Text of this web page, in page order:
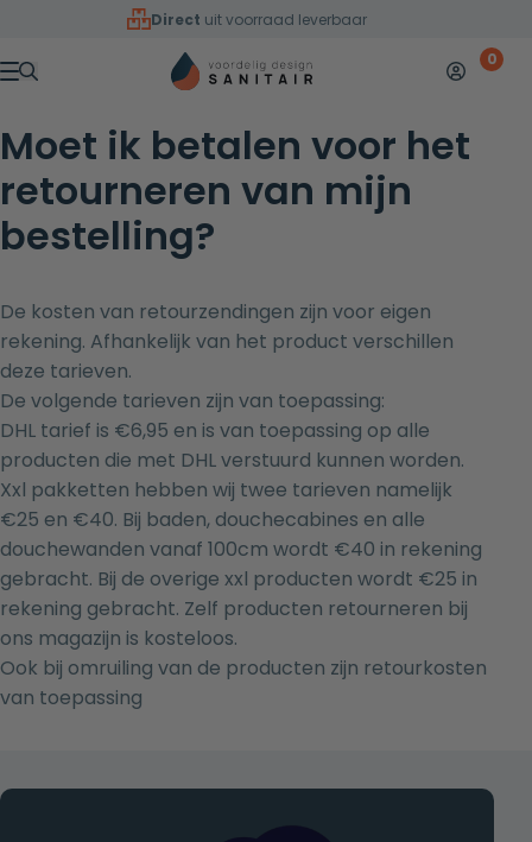
Overslaan naar inhoud
Direct uit voorraad leverbaar
Menu
Mijn 0
Moet ik betalen voor het
retourneren van mijn
bestelling?
De kosten van retourzendingen zijn voor eigen
rekening. Afhankelijk van het product verschillen
deze tarieven.
De volgende tarieven zijn van toepassing:
DHL tarief is €6,95 en is van toepassing op alle
producten die met DHL verstuurd kunnen worden.
Xxl pakketten hebben wij twee tarieven namelijk
€25 en €40. Bij baden, douchecabines en alle
douchewanden vanaf 100cm wordt €40 in rekening
gebracht. Bij de overige xxl producten wordt €25 in
rekening gebracht. Zelf producten retourneren bij
ons magazijn is kosteloos.
Ook bij omruiling van de producten zijn retourkosten
van toepassing